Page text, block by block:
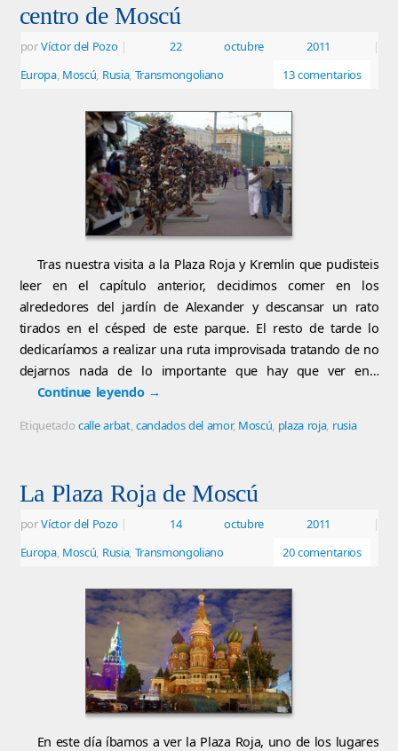
centro de Moscú
porVíctor del Pozo | 22 octubre 2011
|
Europa, Moscú, Rusia, Transmongoliano 13 comentarios
Tras nuestra visita a la Plaza Roja y Kremlin que pudisteis
leer en el capítulo anterior, decidimos comer en los
alrededores del jardín de Alexander y descansar un rato
tirados en el césped de este parque. El resto de tarde lo
dedicaríamos a realizar una ruta improvisada tratando de no
dejarnos nada de lo importante que hay que ver en…
Continue leyendo →
Etiquetadocalle arbat,candados del amor, Moscú, plaza roja, rusia
La Plaza Roja de Moscú
porVíctor del Pozo | 14 octubre 2011
|
Europa, Moscú, Rusia, Transmongoliano 20 comentarios
En este día íbamos a ver la Plaza Roja, uno de los lugares